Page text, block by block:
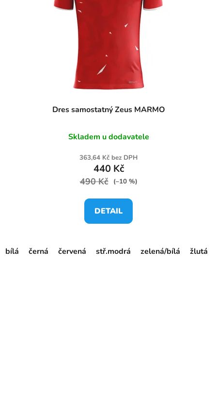
Dres samostatný Zeus MARMO
Skladem u dodavatele
363,64 Kč bez DPH
440 Kč
490 Kč (–10 %)
DETAIL
bílá černá červená stř.modrá zelená/bílá žlutá